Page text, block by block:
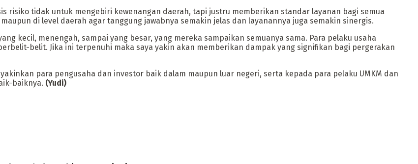
risiko tidak untuk mengebiri kewenangan daerah, tapi justru memberikan standar layanan bagi semua
di level daerah agar tanggung jawabnya semakin jelas dan layanannya juga semakin sinergis.
kecil, menengah, sampai yang besar, yang mereka sampaikan semuanya sama. Para pelaku usaha
belit. Jika ini terpenuhi maka saya yakin akan memberikan dampak yang signifikan bagi pergerakan
para pengusaha dan investor baik dalam maupun luar negeri, serta kepada para pelaku UMKM dan
baiknya. (Yudi)